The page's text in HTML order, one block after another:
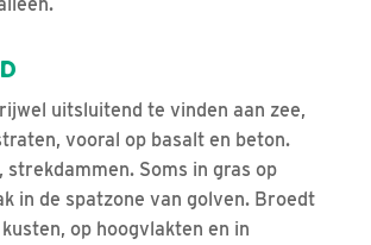
uitsluitend te vinden aan zee,
vooral op basalt en beton.
strekdammen. Soms in gras op
in de spatzone van golven. Broedt
op hoogvlakten en in